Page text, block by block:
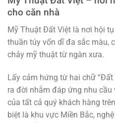
cho căn nhà
Mỹ Thuật Đất Việt là nơi hội
thuần túy vốn dĩ đa sắc màu,
chảy mỹ thuật từ ngàn xưa.
Lấy cảm hứng từ hai chữ
ra đời nhằm đáp ứng nhu
của tất cả quý khách hàng
biệt là khu vực Miền Bắc,